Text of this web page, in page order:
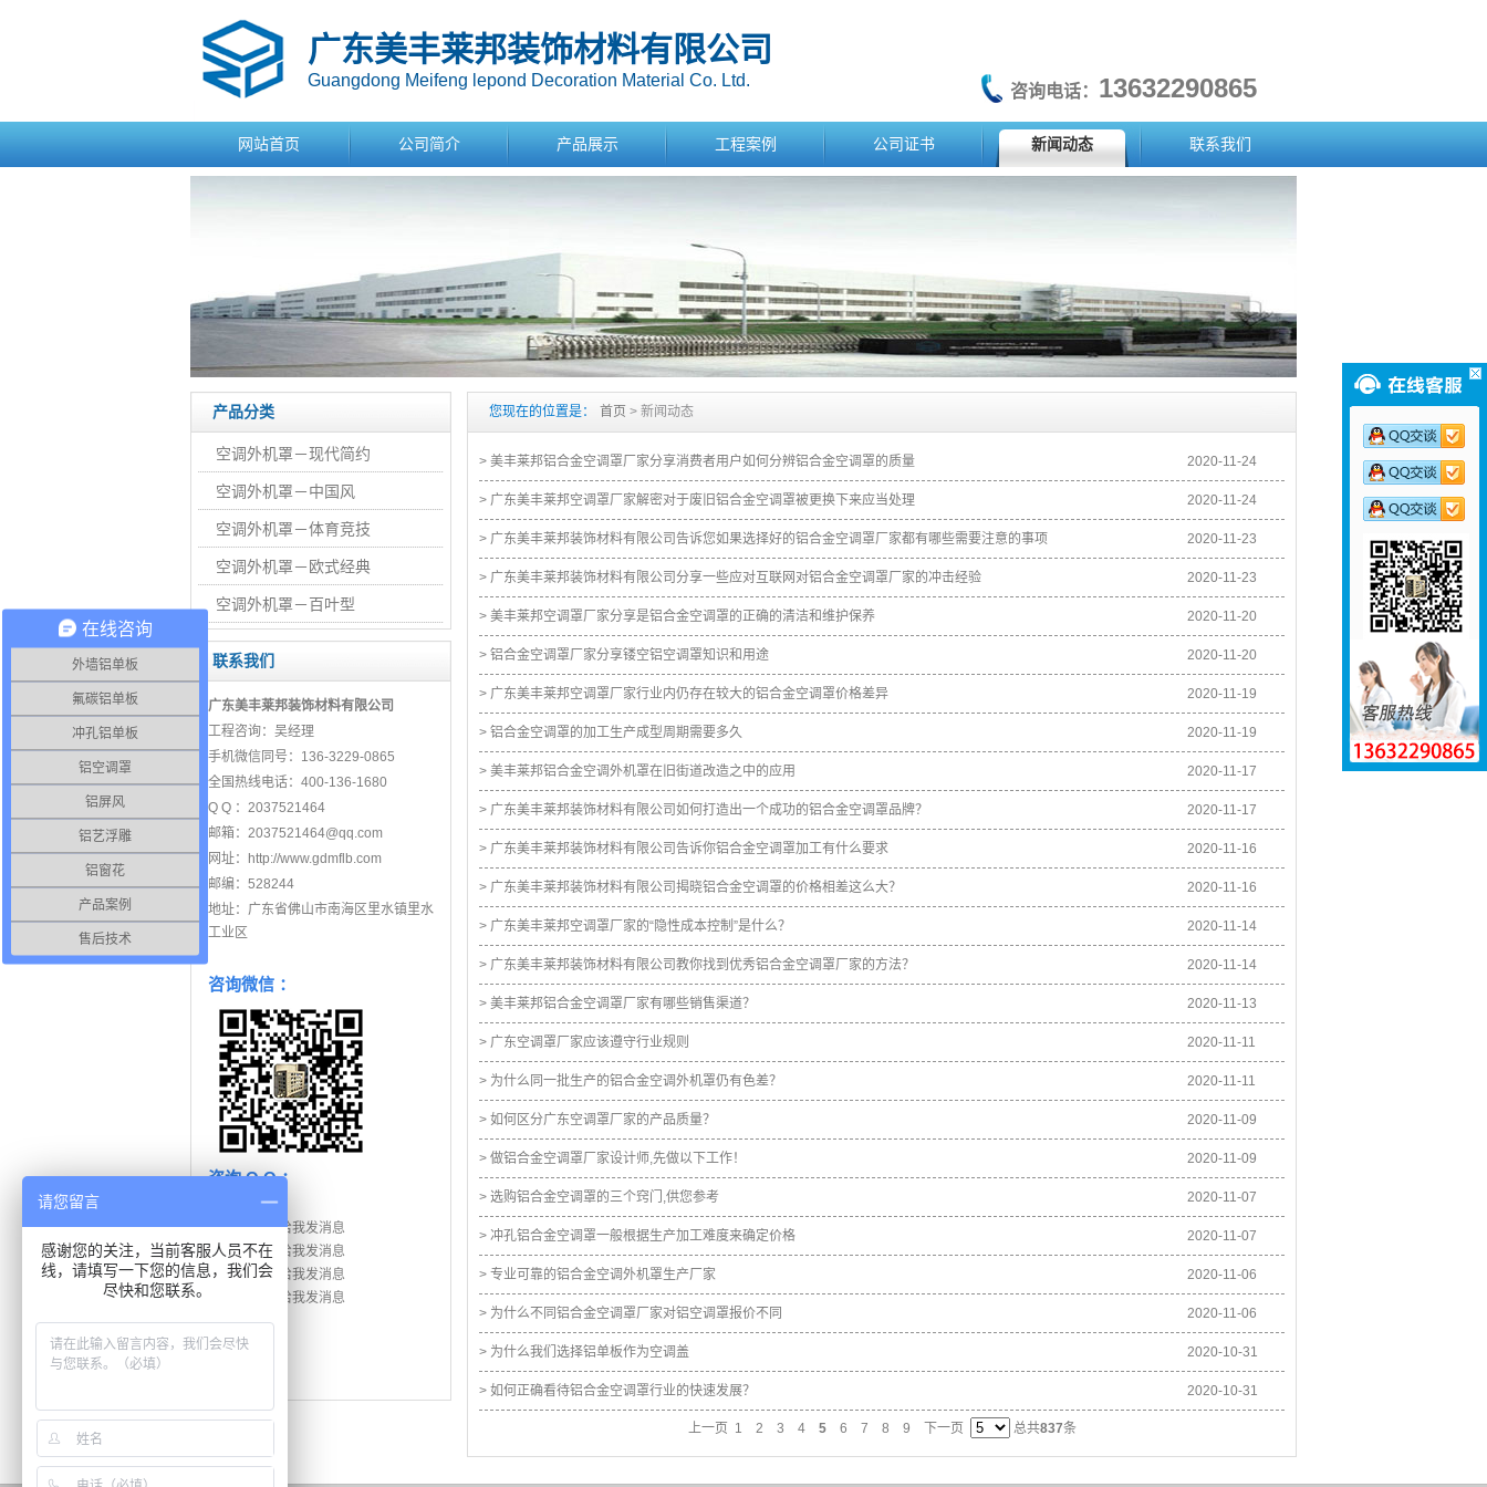
广东美丰莱邦装饰材料有限公司
Guangdong Meifeng lepond Decoration Material Co. Ltd.
咨询电话： 13632290865
网站首页 公司简介 产品展示 工程案例 公司证书 新闻动态 联系我们
产品分类
空调外机罩－现代简约
空调外机罩－中国风
空调外机罩－体育竞技
空调外机罩－欧式经典
空调外机罩－百叶型
联系我们
广东美丰莱邦装饰材料有限公司
工程咨询：吴经理
手机微信同号：136-3229-0865
全国热线电话：400-136-1680
Q Q ： 2037521464
邮箱： 2037521464@qq.com
网址：
http://www.gdmflb.com
邮编： 528244
地址：广东省佛山市南海区里水镇里水
工业区
咨询微信 ：
咨询 Q Q ：
您现在的位置是： 首页 > 新闻动态
> 美丰莱邦铝合金空调罩厂家分享消费者用户如何分辨铝合金空调罩的质量 2020-11-24
> 广东美丰莱邦空调罩厂家解密对于废旧铝合金空调罩被更换下来应当处理 2020-11-24
> 广东美丰莱邦装饰材料有限公司告诉您如果选择好的铝合金空调罩厂家都有哪些需要注意的事项 2020-11-23
> 广东美丰莱邦装饰材料有限公司分享一些应对互联网对铝合金空调罩厂家的冲击经验 2020-11-23
> 美丰莱邦空调罩厂家分享是铝合金空调罩的正确的清洁和维护保养 2020-11-20
> 铝合金空调罩厂家分享镂空铝空调罩知识和用途 2020-11-20
> 广东美丰莱邦空调罩厂家行业内仍存在较大的铝合金空调罩价格差异 2020-11-19
> 铝合金空调罩的加工生产成型周期需要多久 2020-11-19
> 美丰莱邦铝合金空调外机罩在旧街道改造之中的应用 2020-11-17
> 广东美丰莱邦装饰材料有限公司如何打造出一个成功的铝合金空调罩品牌？ 2020-11-17
> 广东美丰莱邦装饰材料有限公司告诉你铝合金空调罩加工有什么要求 2020-11-16
> 广东美丰莱邦装饰材料有限公司揭晓铝合金空调罩的价格相差这么大？ 2020-11-16
> 广东美丰莱邦空调罩厂家的“隐性成本控制”是什么？ 2020-11-14
> 广东美丰莱邦装饰材料有限公司教你找到优秀铝合金空调罩厂家的方法？ 2020-11-14
> 美丰莱邦铝合金空调罩厂家有哪些销售渠道？ 2020-11-13
> 广东空调罩厂家应该遵守行业规则 2020-11-11
> 为什么同一批生产的铝合金空调外机罩仍有色差？ 2020-11-11
> 如何区分广东空调罩厂家的产品质量？ 2020-11-09
> 做铝合金空调罩厂家设计师,先做以下工作！ 2020-11-09
> 选购铝合金空调罩的三个窍门,供您参考 2020-11-07
> 冲孔铝合金空调罩一般根据生产加工难度来确定价格 2020-11-07
> 专业可靠的铝合金空调外机罩生产厂家 2020-11-06
> 为什么不同铝合金空调罩厂家对铝空调罩报价不同 2020-11-06
> 为什么我们选择铝单板作为空调盖 2020-10-31
> 如何正确看待铝合金空调罩行业的快速发展？ 2020-10-31
上一页 1 2 3 4 5 6 7 8 9 下一页 总共837条
在线咨询
外墙铝单板
氟碳铝单板
冲孔铝单板
铝空调罩
铝屏风
铝艺浮雕
铝窗花
产品案例
售后技术
请您留言
感谢您的关注，当前客服人员不在
线，请填写一下您的信息，我们会
尽快和您联系。